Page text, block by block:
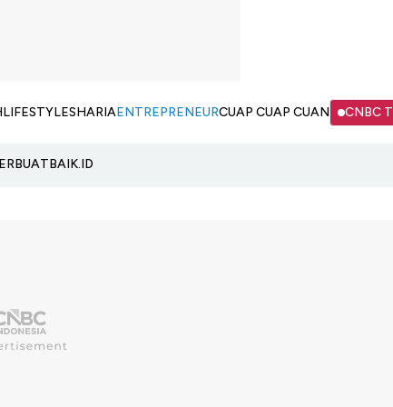
LIFESTYLESHARIAENTREPRENEURCUAP CUAP CUAN CNBC